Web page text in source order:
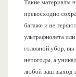
Такие материалы
превосходно
багаже и не
ультрафиолета
головной убор, вы
непогоды, а
любой ваш выход